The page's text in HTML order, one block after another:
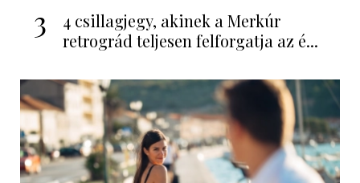
3
4 csillagjegy, akinek a Merkúr
retrográd teljesen felforgatja az é...